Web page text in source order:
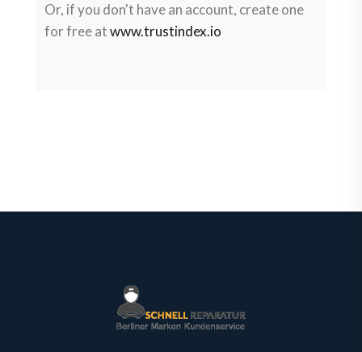
Or, if you don't have an account, create one
for free atwww.trustindex.io